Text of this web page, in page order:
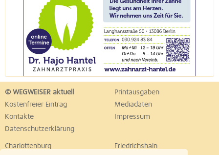
© WEGWEISER aktuell
Printausgaben
Kostenfreier Eintrag
Mediadaten
Kontakte
Impressum
Datenschutzerklärung
Charlottenburg Friedrichshain